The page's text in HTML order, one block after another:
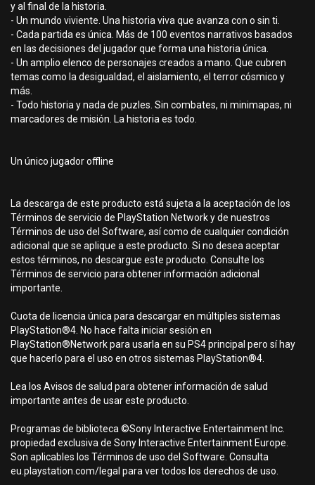
y al final de la historia.
- Un mundo viviente. Una historia viva que avanza con o sin ti.
- Cada partida es única. Más de 100 eventos narrativos basados
en las decisiones del jugador que forma una historia única.
- Un amplio elenco de personajes creados a mano. Que cubren
temas como la desigualdad, el aislamiento, el terror cósmico y
más.
- Todo historia y nada de puzles. Sin combates, ni minimapas, ni
marcadores de misión. La historia es todo.
Un único jugador offline
La descarga de este producto está sujeta a la aceptación de los
Términos de servicio de PlayStation Network y de nuestros
Términos de uso del Software, así como de cualquier condición
adicional que se aplique a este producto. Si no desea aceptar
estos términos, no descargue este producto. Consulte los
Términos de servicio para obtener información adicional
importante.
Cuota de licencia única para descargar en múltiples sistemas
PlayStation®4. No hace falta iniciar sesión en
PlayStation®Network para usarla en su PS4 principal pero sí hay
que hacerlo para el uso en otros sistemas PlayStation®4.
Lea los Avisos de salud para obtener información de salud
importante antes de usar este producto.
Programas de biblioteca ©Sony Interactive Entertainment Inc.
propiedad exclusiva de Sony Interactive Entertainment Europe.
Son aplicables los Términos de uso del Software. Consulta
eu.playstation.com/legal para ver todos los derechos de uso.